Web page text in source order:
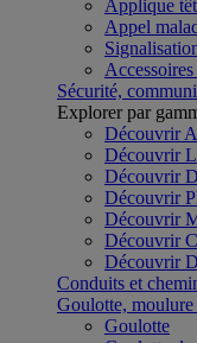
Applique
Appel
Sécurité,
Explorer par
Découvrir
Découvrir
Découvrir
Découvrir
Découvrir
Découvrir
Découvrir
Conduits et
Goulotte,
Goulotte